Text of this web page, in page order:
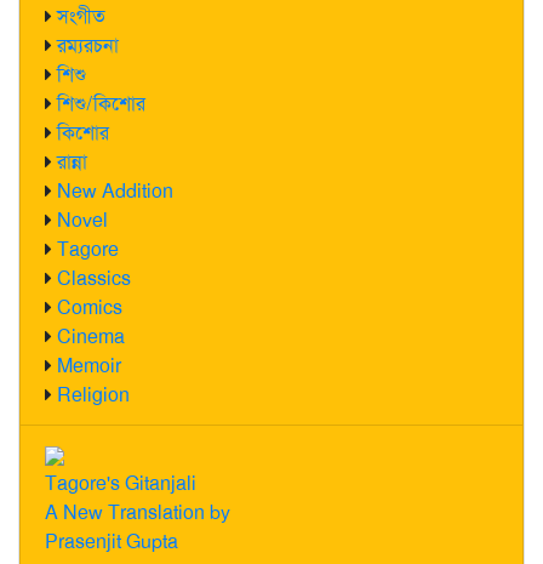
সংগীত
রম্যরচনা
শিশু
শিশু/কিশোর
কিশোর
রান্না
New Addition
Novel
Tagore
Classics
Comics
Cinema
Memoir
Religion
Tagore's Gitanjali
A New Translation by
Prasenjit Gupta